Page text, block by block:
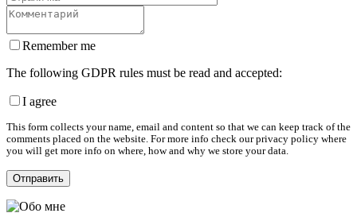
Remember me
The following GDPR rules must be read and accepted:
I agree
This form collects your name, email and content so that we can keep track of the
comments placed on the website. For more info check our privacy policy where
you will get more info on where, how and why we store your data.